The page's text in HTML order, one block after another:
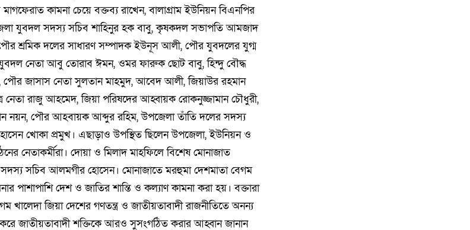
কামনা চেয়ে বক্তব্য রাখেন, বালাগ্রাম ইউনিয়ন বিএনপির
যুবদল সদস্য সচিব শাহিনুর হক বাবু, কৃষকদল সভাপতি আমজাদ
শ্রমিক দলের সাধারণ সম্পাদক ইউনূস আলী, পৌর যুবদলের যুগ্ম
নেতা আবু তোরাব ঈমন, ওমর ফারুক ছোট বাবু, হিন্দু বৌদ্ধ
পৌর জাসাস নেতা সুলতান মাহমুদ, আবেদ আলী, জিয়াউর রহমান
নেতা রাজু আহমেদ, জিয়া পরিষদের আহ্বায়ক রোকনুজ্জামান চৌধুরী,
নয়ন, পৌর আহবায়ক আব্দুর রহিম, উপজেলা তাঁতি দলের সদস্য
খোকা প্রমুখ। এছাড়াও উপস্থিত ছিলেন উপজেলা, ইউনিয়ন ও
নেতাকর্মীরা। দোয়া ও মিলাদ মাহফিলে বিশেষ মোনাজাত
সদস্য সচিব আলমগীর হোসেন। মোনাজাতে মরহুমা দেশমাতা বেগম
পাশাপাশি দেশ ও জাতির শান্তি ও কল্যাণ কামনা করা হয়। বক্তারা
খালেদা জিয়া দেশের গণতন্ত্র ও জাতীয়তাবাদী রাজনীতিতে অনন্য
জাতীয়তাবাদী শক্তিকে আরও সুসংগঠিত করার আহ্বান জানান